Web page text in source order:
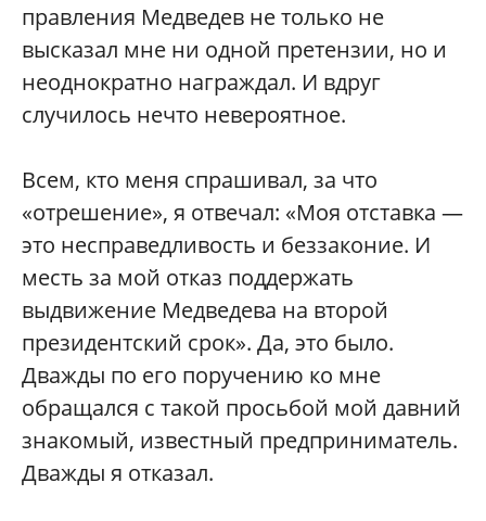
правления Медведев не только не
высказал мне ни одной претензии, но и
неоднократно награждал. И вдруг
случилось нечто невероятное.
Всем, кто меня спрашивал, за что
«отрешение», я отвечал: «Моя отставка —
это несправедливость и беззаконие. И
месть за мой отказ поддержать
выдвижение Медведева на второй
президентский срок». Да, это было.
Дважды по его поручению ко мне
обращался с такой просьбой мой давний
знакомый, известный предприниматель.
Дважды я отказал.